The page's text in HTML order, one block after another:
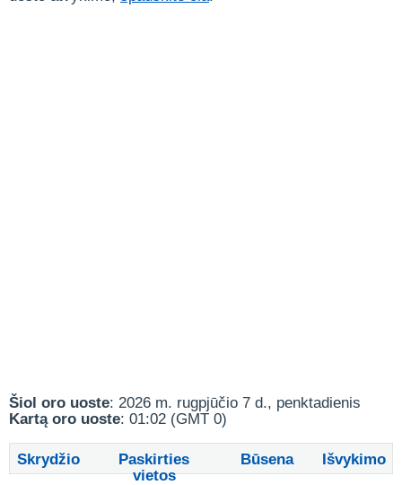
Šiol oro uoste: 2026 m. rugpjūčio 7 d., penktadienis
Kartą oro uoste: 01:02 (GMT 0)
Skrydžio
Paskirties
vietos
Būsena Išvykimo